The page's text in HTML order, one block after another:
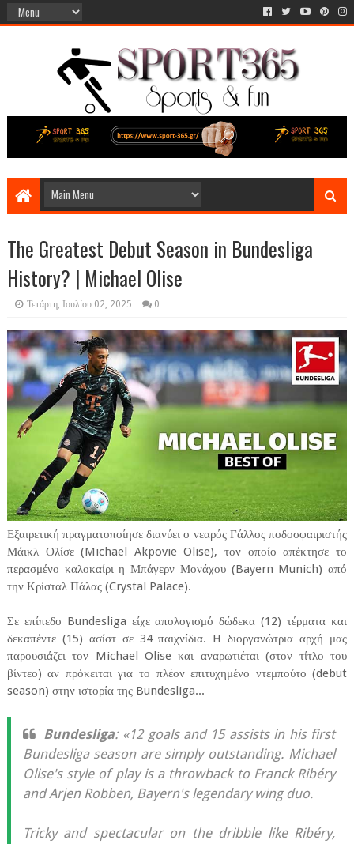
The Greatest Debut Season in Bundesliga
History? | Michael Olise
Τετάρτη, Ιουλίου 02, 2025 0
Εξαιρετική πραγματοποίησε διανύει ο νεαρός Γάλλος ποδοσφαιριστής
Μάικλ Ολίσε (Michael Akpovie Olise), τον οποίο απέκτησε το
περασμένο καλοκαίρι η Μπάγερν Μονάχου (Bayern Munich) από
την Κρίσταλ Πάλας (Crystal Palace).
Σε επίπεδο Bundesliga είχε απολογισμό δώδεκα (12) τέρματα και
δεκαπέντε (15) ασίστ σε 34 παιχνίδια. Η διοργανώτρια αρχή μας
παρουσιάζει τον Michael Olise και αναρωτιέται (στον τίτλο του
βίντεο) αν πρόκειται για το πλέον επιτυχημένο ντεμπούτο (debut
season) στην ιστορία της Bundesliga...
Bundesliga: «12 goals and 15 assists in his first
Bundesliga season are simply outstanding. Michael
Olise's style of play is a throwback to Franck Ribéry
and Arjen Robben, Bayern's legendary wing duo.
Tricky and spectacular on the dribble like Ribéry,